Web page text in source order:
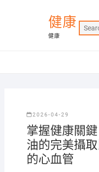
健康
健康
2026-04-29
掌握健康關
油的完美攝
的心血管